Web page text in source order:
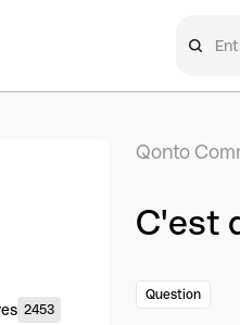
2453
Qonto
C'est
Question